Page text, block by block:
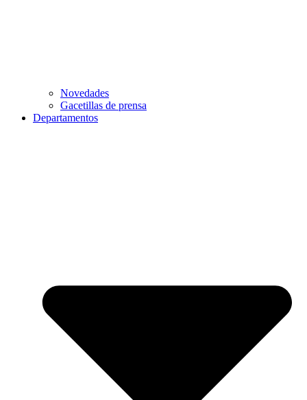
Novedades
Gacetillas de prensa
Departamentos